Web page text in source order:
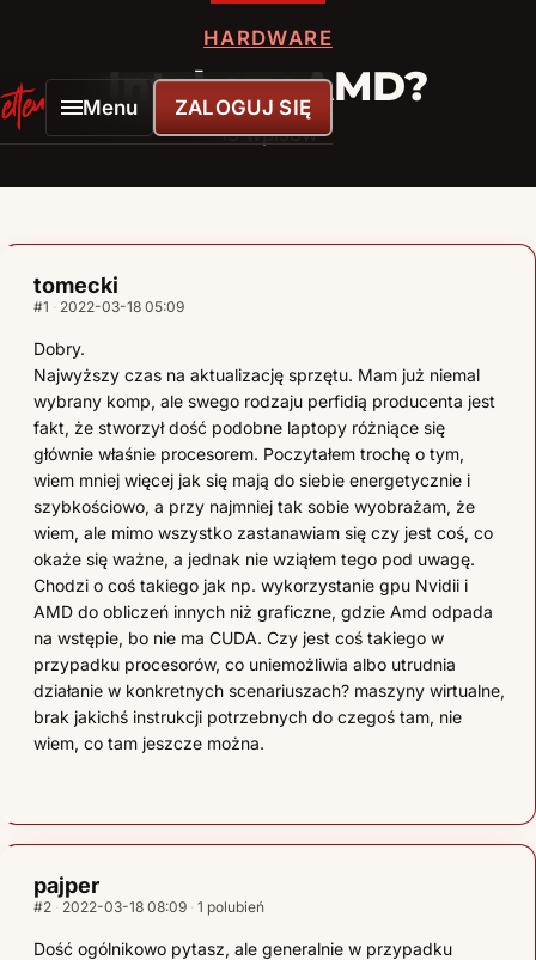
ELTENLINK
Menu ZALOGUJ SIĘ
HARDWARE
Intel czy AMD?
15 wpisów
tomecki
#1 2022-03-18 05:09
Dobry.
Najwyższy czas na aktualizację sprzętu. Mam już niemal
wybrany komp, ale swego rodzaju perfidią producenta jest
fakt, że stworzył dość podobne laptopy różniące się
głównie właśnie procesorem. Poczytałem trochę o tym,
wiem mniej więcej jak się mają do siebie energetycznie i
szybkościowo, a przy najmniej tak sobie wyobrażam, że
wiem, ale mimo wszystko zastanawiam się czy jest coś, co
okaże się ważne, a jednak nie wziąłem tego pod uwagę.
Chodzi o coś takiego jak np. wykorzystanie gpu Nvidii i
AMD do obliczeń innych niż graficzne, gdzie Amd odpada
na wstępie, bo nie ma CUDA. Czy jest coś takiego w
przypadku procesorów, co uniemożliwia albo utrudnia
działanie w konkretnych scenariuszach? maszyny wirtualne,
brak jakichś instrukcji potrzebnych do czegoś tam, nie
wiem, co tam jeszcze można.
pajper
#2 2022-03-18 08:09 1 polubień
Dość ogólnikowo pytasz, ale generalnie w przypadku